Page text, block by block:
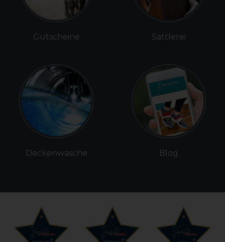
Gutscheine
Deckenwäsche
Sattlerei
Blog